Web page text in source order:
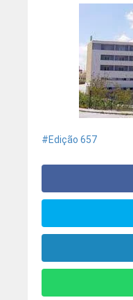
Edição 657